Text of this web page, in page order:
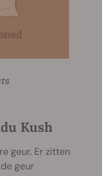
Kush
geur. Er zitten
geur